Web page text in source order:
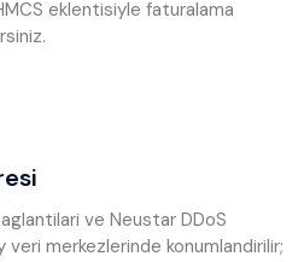
eklentisiyle faturalama
ve Neustar DDoS
merkezlerinde konumlandirilir;